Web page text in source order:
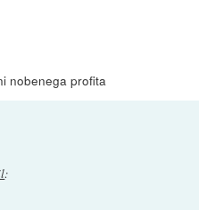
nobenega profita
: